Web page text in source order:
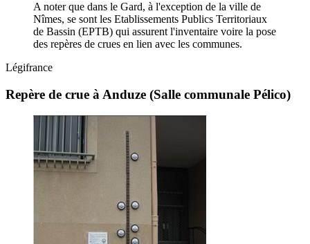
A noter que dans le Gard, à l'exception de la ville de
Nîmes, se sont les Etablissements Publics Territoriaux
de Bassin (EPTB) qui assurent l'inventaire voire la pose
des repères de crues en lien avec les communes.
Légifrance
Repère de crue à Anduze (Salle communale Pélico)